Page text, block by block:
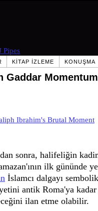
KITAP IZLEME KONUŞMA
Gaddar
Ibrahim's Brutal Moment
sonra, halifeliğin
ilk gününde
İslamcı dalgayı
antik Roma'ya
ilan etme olabilir.